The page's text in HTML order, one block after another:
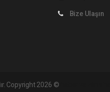
Bize Ulaşın
Copyright 2026 ©